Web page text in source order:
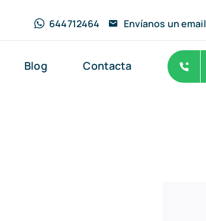
644712464 Envíanos un email
Blog Contacta